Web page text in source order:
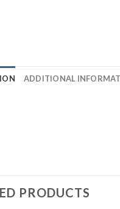
ADDITIONAL
PRODUCTS